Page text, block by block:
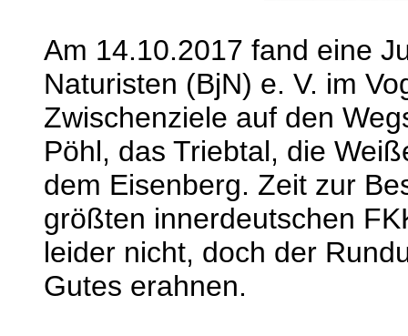
Am 14.10.2017 fand eine
Naturisten (BjN) e. V. im
Zwischenziele auf den
Pöhl, das Triebtal, die
dem Eisenberg. Zeit zur
größten innerdeutschen
leider nicht, doch der
Gutes erahnen.